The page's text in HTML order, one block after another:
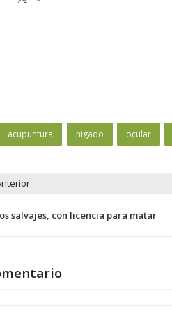
acupuntura higado ocular
salvajes, con licencia para matar